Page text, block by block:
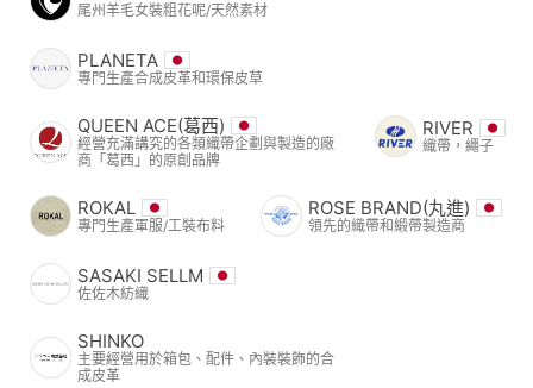
尾州羊毛女裝粗花呢/天然素材
PLANETA
專門生產合成皮革和環保皮草
QUEEN ACE(葛西)
經營充滿講究的各類織帶企劃與製造的廠
商「葛西」的原創品牌
RIVER
織帶，繩子
ROKAL
專門生產軍服/工裝布料
ROSE BRAND(丸進)
領先的織帶和緞帶製造商
SASAKI SELLM
佐佐木紡織
SHINKO
主要經營用於箱包、配件、內裝裝飾的合
成皮革